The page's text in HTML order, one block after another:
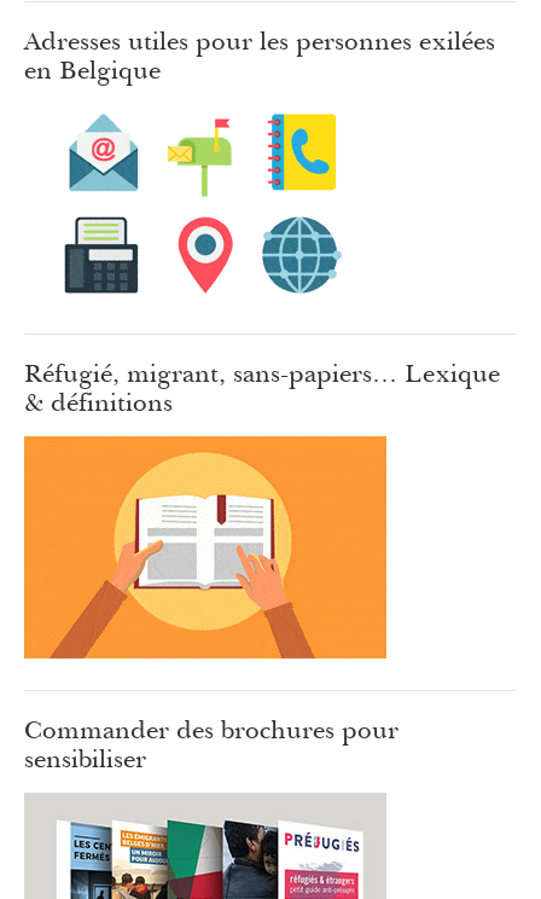
Adresses utiles pour les personnes exilées
en Belgique
Réfugié, migrant, sans-papiers… Lexique
& définitions
Commander des brochures pour
sensibiliser